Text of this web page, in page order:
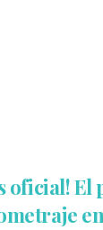
oficial!